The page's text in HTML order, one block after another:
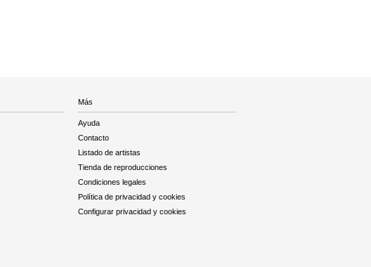
Más
Ayuda
Contacto
Listado de artistas
Tienda de reproducciones
Condiciones legales
Política de privacidad y cookies
Configurar privacidad y cookies